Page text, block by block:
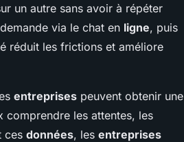
un autre sans avoir à répéter
via le chat en ligne, puis
réduit les frictions et améliore
entreprises peuvent obtenir une
comprendre les attentes, les
ces données, les entreprises